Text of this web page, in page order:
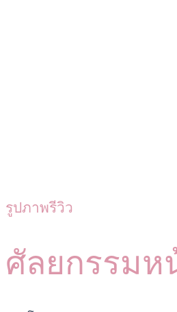
รูปภาพรีวิว
ศัลยกรรมห